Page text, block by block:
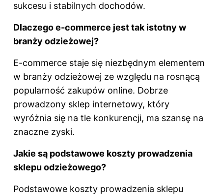
sukcesu i stabilnych dochodów.
Dlaczego e-commerce jest tak istotny w
branży odzieżowej?
E-commerce staje się niezbędnym elementem
w branży odzieżowej ze względu na rosnącą
popularność zakupów online. Dobrze
prowadzony sklep internetowy, który
wyróżnia się na tle konkurencji, ma szansę na
znaczne zyski.
Jakie są podstawowe koszty prowadzenia
sklepu odzieżowego?
Podstawowe koszty prowadzenia sklepu